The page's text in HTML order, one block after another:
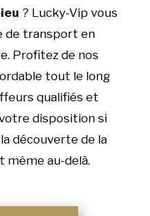
? Lucky-Vip vous
de transport en
Profitez de nos
tout le long
qualifiés et
disposition si
découverte de la
même au-delà.